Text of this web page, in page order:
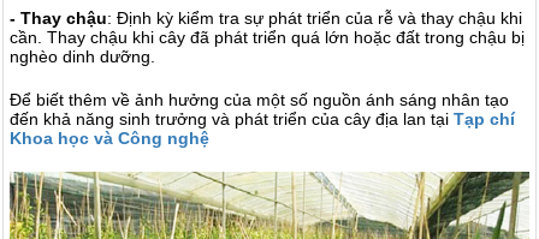
- Thay chậu: Định kỳ kiểm tra sự phát triển của rễ và thay chậu khi
cần. Thay chậu khi cây đã phát triển quá lớn hoặc đất trong chậu bị
nghèo dinh dưỡng.
Để biết thêm về ảnh hưởng của một số nguồn ánh sáng nhân tạo
đến khả năng sinh trưởng và phát triển của cây địa lan tại Tạp chí
Khoa học và Công nghệ